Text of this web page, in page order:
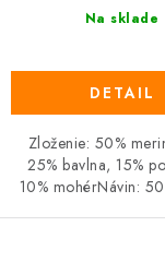
Na sklade
DETAIL
Zloženie: 50%
25% bavlna, 15%
10% mohérNávin: